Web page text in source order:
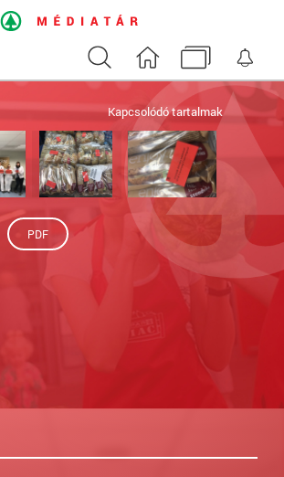
Keresés Nyitóoldal Médiatár
Kapcsolódó tartalmak
PDF